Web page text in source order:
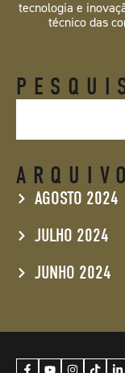
tecnologia e
técnico das
ARQUIVO
AGOSTO 2024
JULHO 2024
JUNHO 2024